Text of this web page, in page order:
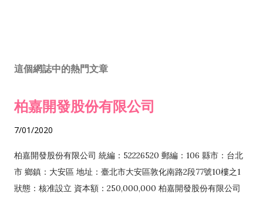
這個網誌中的熱門文章
柏嘉開發股份有限公司
7/01/2020
柏嘉開發股份有限公司 統編：52226520 郵編：106 縣市：台北
市 鄉鎮：大安區 地址：臺北市大安區敦化南路2段77號10樓之1
狀態：核准設立 資本額：250,000,000 柏嘉開發股份有限公司